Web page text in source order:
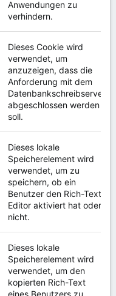
Anwendungen zu
verhindern.
Dieses Cookie wird
verwendet, um
anzuzeigen, dass die
Anforderung mit dem
Datenbankschreibserver
abgeschlossen werden
soll.
Dieses lokale
Speicherelement wird
verwendet, um zu
speichern, ob ein
Benutzer den Rich-Text-
Editor aktiviert hat oder
nicht.
Dieses lokale
Speicherelement wird
verwendet, um den
kopierten Rich-Text
eines Benutzers zu